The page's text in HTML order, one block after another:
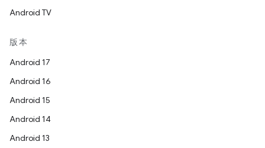
Android TV
版本
Android 17
Android 16
Android 15
Android 14
Android 13